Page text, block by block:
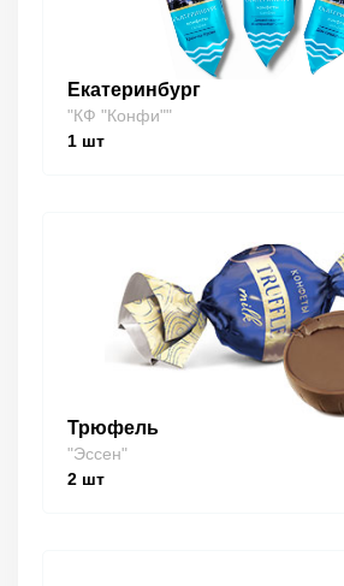
Екатеринбург
"КФ "Конфи""
1 шт
Трюфель
"Эссен"
2 шт